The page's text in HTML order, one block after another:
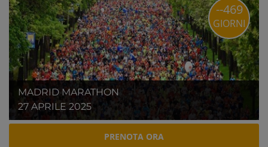
MADRID MARATHON
27 APRILE 2025
--469
GIORNI
PRENOTA ORA